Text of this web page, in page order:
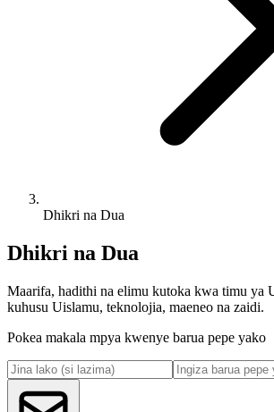
Dhikri na Dua
Dhikri na Dua
Maarifa, hadithi na elimu kutoka kwa timu
kuhusu Uislamu, teknolojia, maeneo na zaidi.
Pokea makala mpya kwenye barua pepe yako